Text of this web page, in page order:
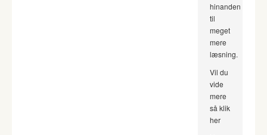
hinanden
til
meget
mere
læsning.
Vil du
vide
mere
så klik
her